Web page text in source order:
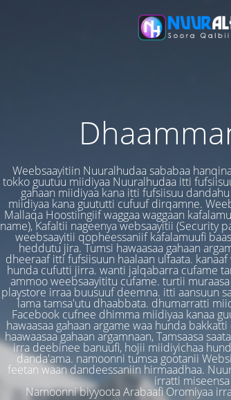
Weebsaayitiin Nuuralhudaa sababaa
tokko guutuu miidiyaa Nuuralhudaa itti
gahaan miidiyaa kana itti fufsiisuu
miidiyaa kana guututti cufuuf dirqamne.
Mallaqa Hoostiingiif waggaa waggaan
name), Kafaltii nageenya websaayitii (Security
weebsaayitii qopheessaniif kafalamuufi
heddutu jira. Tumsi hawaasaa gahaan
dheeraaf itti fufsiisuun haalaan ulfaata.
hunda cufutti jirra. wanti jalqabarra cufame
ammoo weebsaayititu cufame. turtii
playstore irraa buusuuf deemna. itti aansuun
lama tamsa'utu dhaabbata. dhumarratti
Facebook cufnee dhimma miidiyaa kanaa
hawaasaa gahaan argame waa hunda
haawaasaa gahaan argamnaan, Tamsaasa
irra deebinee banuufi, hojii miidiyichaa
danda'ama. namoonni tumsa gootanii
feetan waan dandeessaniin hirmaadhaa.
irratti miseensa
Namoonni biyyoota Arabaafi Oromiyaa